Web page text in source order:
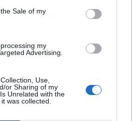
Sale of my
my
Advertising.
Use,
or Sharing of my
Unrelated with the
was collected.
para un amante de los animales:
el dinero público puede perpetuar el
olvidarte:Las subvenciones hacen que
artificialmente; sin ellas, su declive
para el futuro:Exigir a los
no financien la crueldad animal y
protección y solidaridad.